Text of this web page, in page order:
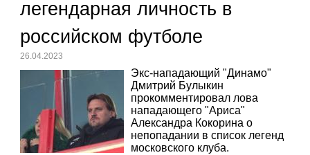
легендарная личность в
российском футболе
26.04.2023
Экс-нападающий "Динамо"
Дмитрий Булыкин
прокомментировал лова
нападающего "Ариса"
Александра Кокорина о
непопадании в список легенд
московского клуба.